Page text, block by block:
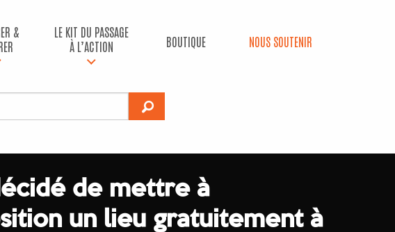
&
LE KIT DU PASSAGE
À L’ACTION
BOUTIQUE NOUS SOUTENIR
de mettre à
un lieu gratuitement à